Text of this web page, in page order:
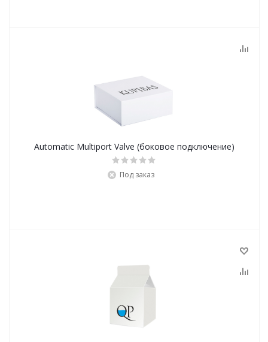
Automatic Multiport Valve (боковое подключение)
Под заказ